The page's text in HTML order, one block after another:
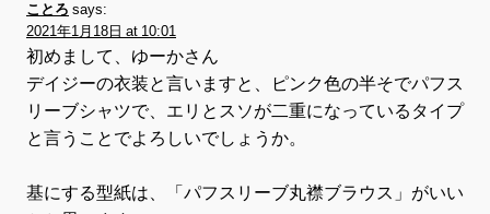
ことろ says:
2021年1月18日 at 10:01
初めまして、ゆーかさん
デイジーの衣装と言いますと、ピンク色の半そでパフス
リーブシャツで、エリとスソが二重になっているタイプ
と言うことでよろしいでしょうか。
基にする型紙は、「パフスリーブ丸襟ブラウス」がいい